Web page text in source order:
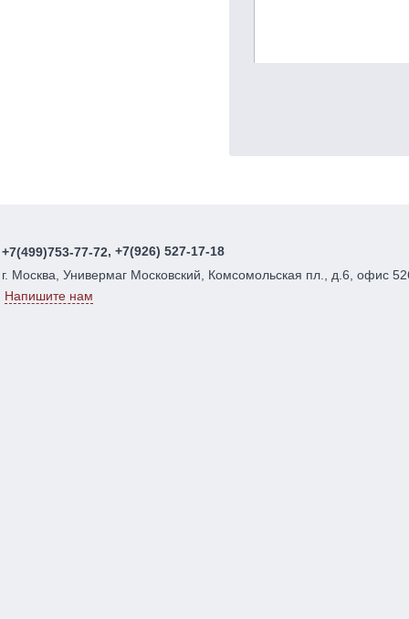
+7(499)753-77-72, +7(926) 527-17-18
г. Москва, Универмаг Московский, Комсомольская пл., д.6, офис
Напишите нам